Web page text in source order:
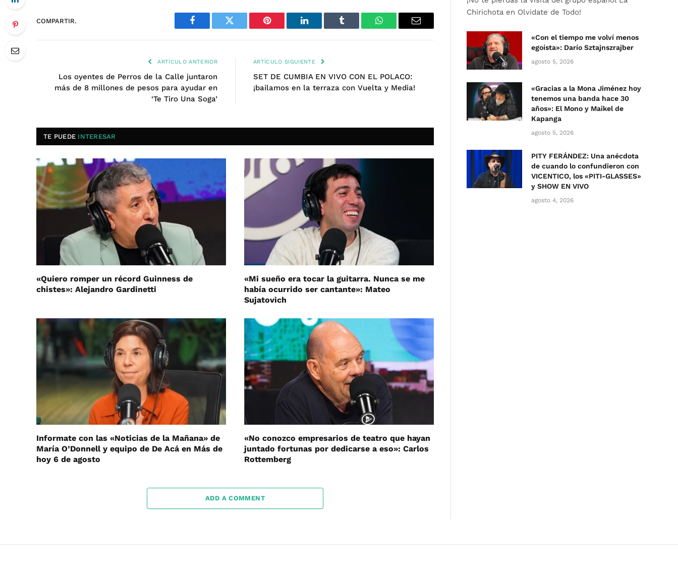
COMPARTIR.
Facebook Twitter Pinterest LinkedIn Tumblr WhatsAppEmail
ARTÍCULO ANTERIOR
Los oyentes de Perros de la Calle juntaron
más de 8 millones de pesos para ayudar en
‘Te Tiro Una Soga’
ARTÍCULO SIGUIENTE
SET DE CUMBIA EN VIVO CON EL POLACO:
¡bailamos en la terraza con Vuelta y Media!
TE PUEDE INTERESAR
«Quiero romper un récord Guinness de
chistes»: Alejandro Gardinetti
«Mi sueño era tocar la guitarra. Nunca se me
había ocurrido ser cantante»: Mateo
Sujatovich
Informate con las «Noticias de la Mañana» de
María O’Donnell y equipo de De Acá en Más de
hoy 6 de agosto
«No conozco empresarios de teatro que hayan
juntado fortunas por dedicarse a eso»: Carlos
Rottemberg
ADD A COMMENT
Chirichota en Olvidate de Todo!
«Con el tiempo me volví menos
egoísta»: Darío Sztajnszrajber
agosto 5, 2026
«Gracias a la Mona Jiménez hoy
tenemos una banda hace 30
años»: El Mono y Maikel de
Kapanga
agosto 5, 2026
PITY FERÁNDEZ: Una anécdota
de cuando lo confundieron con
VICENTICO, los «PITI-GLASSES»
y SHOW EN VIVO
agosto 4, 2026